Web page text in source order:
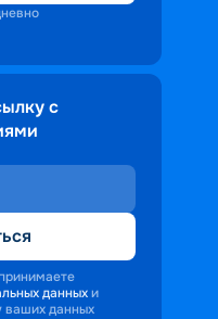
с
данных и
ваших данных